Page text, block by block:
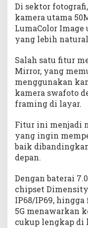
Di sektor
kamera utama
LumaColor
yang lebih
Salah satu fitur
Mirror, yang
menggunakan
kamera swafoto
framing di layar.
Fitur ini menjadi
yang ingin
baik
depan.
Dengan baterai
chipset
IP68/IP69,
5G menawarkan
cukup lengkap di